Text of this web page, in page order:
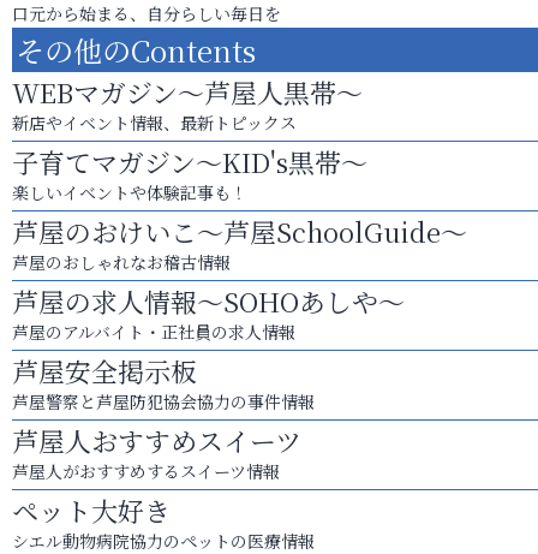
口元から始まる、自分らしい毎日を
その他のContents
WEBマガジン～芦屋人黒帯～
新店やイベント情報、最新トピックス
子育てマガジン～KID's黒帯～
楽しいイベントや体験記事も！
芦屋のおけいこ～芦屋SchoolGuide～
芦屋のおしゃれなお稽古情報
芦屋の求人情報～SOHOあしや～
芦屋のアルバイト・正社員の求人情報
芦屋安全掲示板
芦屋警察と芦屋防犯協会協力の事件情報
芦屋人おすすめスイーツ
芦屋人がおすすめするスイーツ情報
ペット大好き
シエル動物病院協力のペットの医療情報